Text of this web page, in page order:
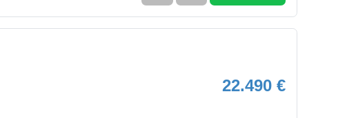
22.490 €